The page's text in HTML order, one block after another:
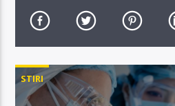
STIRI